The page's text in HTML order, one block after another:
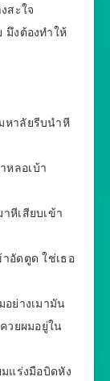
สะใจ
มึงต้องทำให้
หาลัยรีบนำหี
หลอเบ้า
หีเสียบเข้า
อัดตูด ใช่เธอ
ย่างเมามัน
วยผมอยู่ใน
แร่งมือบิดหัง